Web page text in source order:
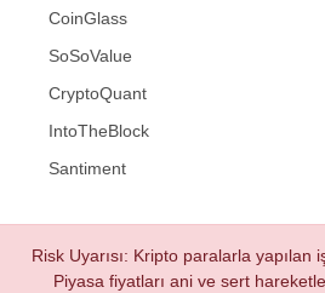
CoinGlass
SoSoValue
CryptoQuant
IntoTheBlock
Santiment
Risk Uyarısı: Kripto paralarla yapılan
Piyasa fiyatları ani ve sert